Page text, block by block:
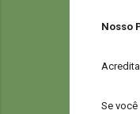
Nosso
Se